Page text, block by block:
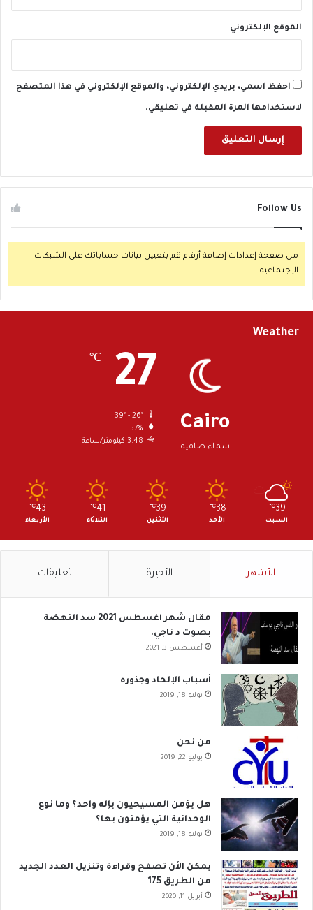
الموقع الإلكتروني
احفظ اسمي، بريدي الإلكتروني، والموقع الإلكتروني في هذا المتصفح
لاستخدامها المرة المقبلة في تعليقي.
Follow Us
من صفحة إعدادات إضافة أرقام قم بتعيين بيانات حساباتك على الشبكات
الإجتماعية.
Weather
Cairo
سماء صافية
27
℃
57%
3.48 كيلومتر/ساعة
39
℃
السبت
38
℃
الأحد
39
℃
الأثنين
41
℃
الثلاثاء
43
℃
الأربعاء
الأشهر الأخيرة تعليقات
مقال شهر اغسطس 2021 سد النهضة
بصوت د ناجي.
أغسطس 3, 2021
أسباب الإلحاد وجذوره
يوليو 18, 2019
من نحن
يوليو 22, 2019
هل يؤمن المسيحيون بإله واحد؟ وما نوع
الوحدانية التي يؤمنون بها؟
يوليو 18, 2019
يمكن الأن تصفح وقراءة وتنزيل العدد الجديد
من الطريق 175
أبريل 11, 2020